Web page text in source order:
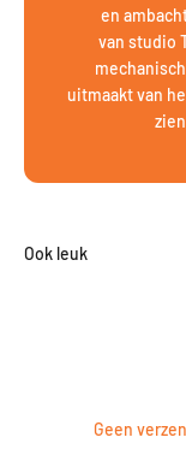
en
van studio
uitmaakt van
Geen